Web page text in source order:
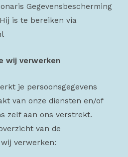
Gegevensbescherming
is te bereiken via
wij verwerken
je persoonsgegevens
van onze diensten en/of
zelf aan ons verstrekt.
van de
verwerken: